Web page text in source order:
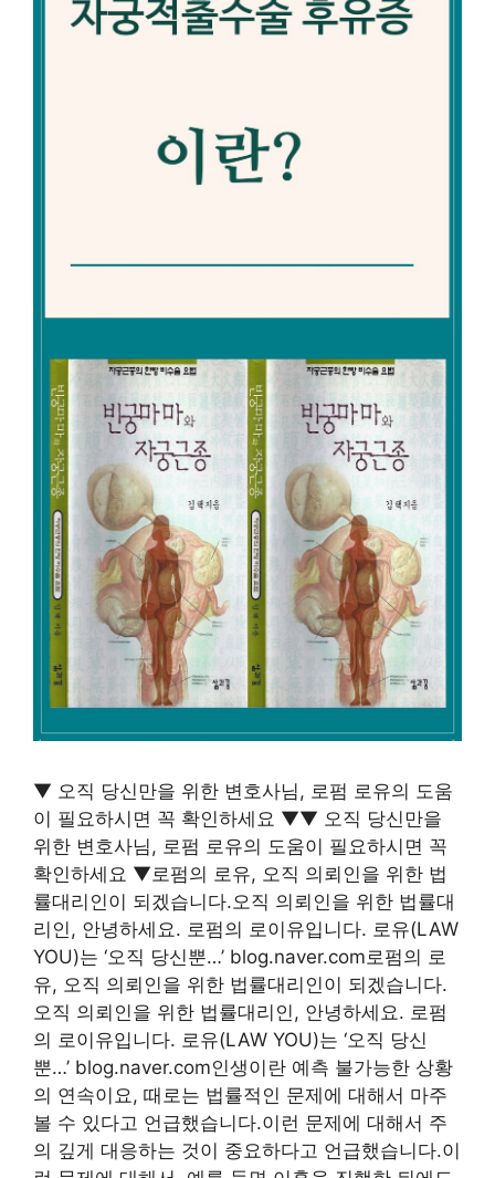
▼ 오직 당신만을 위한 변호사님, 로펌 로유의 도움
이 필요하시면 꼭 확인하세요 ▼▼ 오직 당신만을
위한 변호사님, 로펌 로유의 도움이 필요하시면 꼭
확인하세요 ▼로펌의 로유, 오직 의뢰인을 위한 법
률대리인이 되겠습니다.오직 의뢰인을 위한 법률대
리인, 안녕하세요. 로펌의 로이유입니다. 로유(LAW
YOU)는 ‘오직 당신뿐…’ blog.naver.com로펌의 로
유, 오직 의뢰인을 위한 법률대리인이 되겠습니다.
오직 의뢰인을 위한 법률대리인, 안녕하세요. 로펌
의 로이유입니다. 로유(LAW YOU)는 ‘오직 당신
뿐…’ blog.naver.com인생이란 예측 불가능한 상황
의 연속이요, 때로는 법률적인 문제에 대해서 마주
볼 수 있다고 언급했습니다.이런 문제에 대해서 주
의 깊게 대응하는 것이 중요하다고 언급했습니다.이